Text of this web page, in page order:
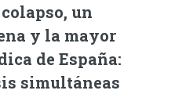
un
y la mayor
de España:
simultáneas